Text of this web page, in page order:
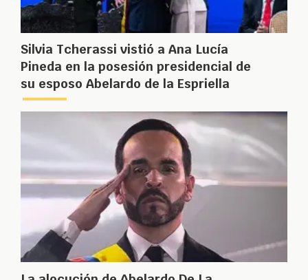
Silvia Tcherassi vistió a Ana Lucía
Pineda en la posesión presidencial de
su esposo Abelardo de la Espriella